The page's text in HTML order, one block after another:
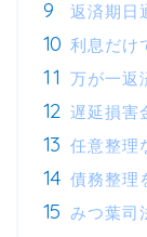
返済期日
利息だけ
万が一返
遅延損害
任意整理
債務整理
みつ葉司